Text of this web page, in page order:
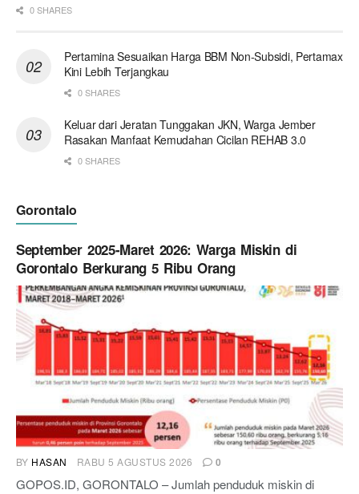
0 SHARES
Pertamina Sesuaikan Harga BBM Non-Subsidi, Pertamax
Kini Lebih Terjangkau
0 SHARES
Keluar dari Jeratan Tunggakan JKN, Warga Jember
Rasakan Manfaat Kemudahan Cicilan REHAB 3.0
0 SHARES
Gorontalo
September 2025-Maret 2026: Warga Miskin di
Gorontalo Berkurang 5 Ribu Orang
BY HASAN RABU 5 AGUSTUS 2026 0
GOPOS.ID, GORONTALO – Jumlah penduduk miskin di